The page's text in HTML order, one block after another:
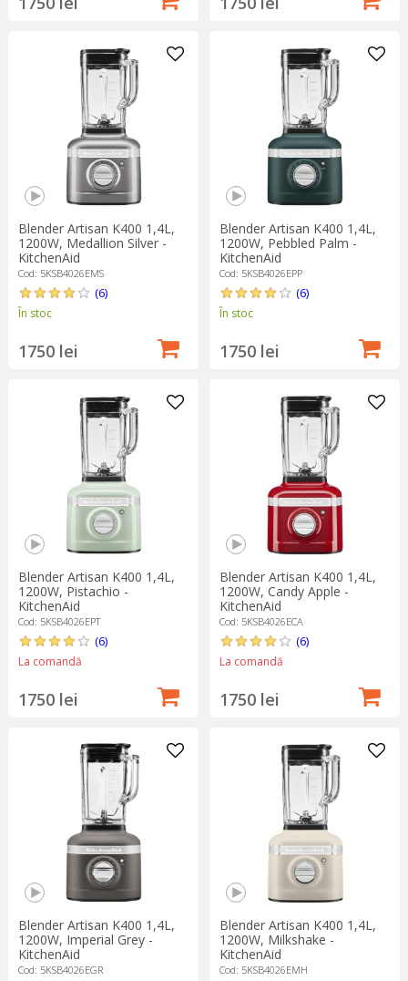
Blender Artisan K400 1,4L,
1200W, Medallion Silver -
KitchenAid
Cod: 5KSB4026EMS
(6)
În stoc
1750 lei
Blender Artisan K400 1,4L,
1200W, Pebbled Palm -
KitchenAid
Cod: 5KSB4026EPP
(6)
În stoc
1750 lei
Blender Artisan K400 1,4L,
1200W, Pistachio -
KitchenAid
Cod: 5KSB4026EPT
(6)
La comandă
1750 lei
Blender Artisan K400 1,4L,
1200W, Candy Apple -
KitchenAid
Cod: 5KSB4026ECA
(6)
La comandă
1750 lei
Blender Artisan K400 1,4L,
1200W, Imperial Grey -
KitchenAid
Cod: 5KSB4026EGR
Blender Artisan K400 1,4L,
1200W, Milkshake -
KitchenAid
Cod: 5KSB4026EMH